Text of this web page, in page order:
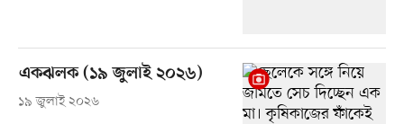
একঝলক (১৯ জুলাই ২০২৬)
১৯ জুলাই ২০২৬